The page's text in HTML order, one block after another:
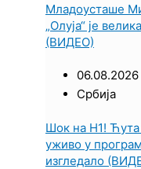
Младоусташе
„Олуја“ је
(ВИДЕО)
06.08.2026
Србија
Шок на Н1! Ћута
уживо у
изгледало